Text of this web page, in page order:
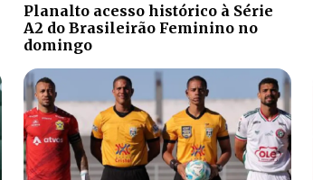
Planalto acesso histórico à Série
A2 do Brasileirão Feminino no
domingo